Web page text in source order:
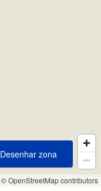
© OpenStreetMap contributors
Desenhar zona
Desenhar zona